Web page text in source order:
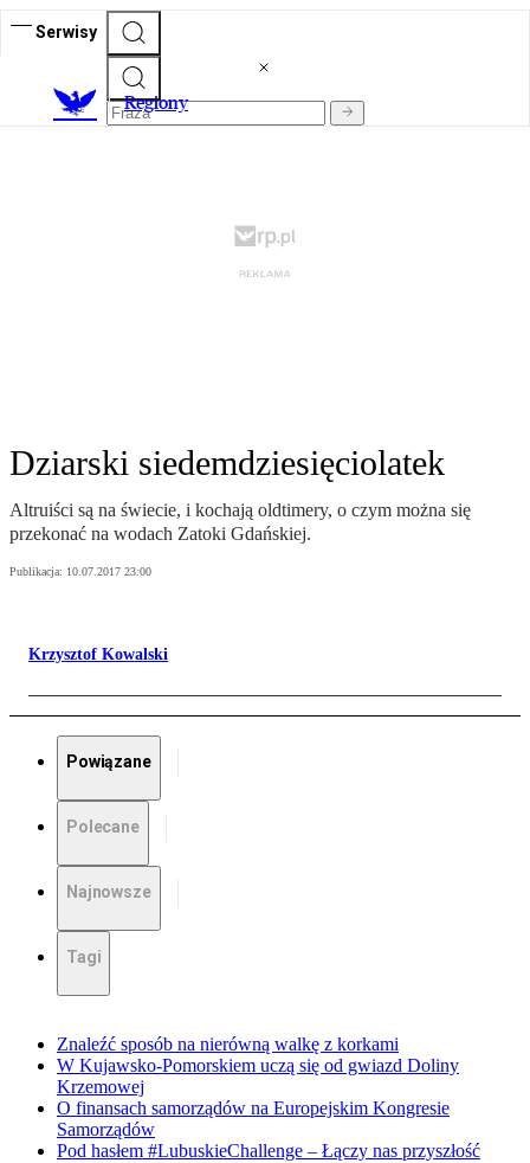
Serwisy
Regiony
Dziarski siedemdziesięciolatek
Altruiści są na świecie, i kochają oldtimery, o czym można się
przekonać na wodach Zatoki Gdańskiej.
Publikacja: 10.07.2017 23:00
Krzysztof Kowalski
Powiązane
Polecane
Najnowsze
Tagi
Znaleźć sposób na nierówną walkę z korkami
W Kujawsko-Pomorskiem uczą się od gwiazd Doliny
Krzemowej
O finansach samorządów na Europejskim Kongresie
Samorządów
Pod hasłem #LubuskieChallenge – Łączy nas przyszłość